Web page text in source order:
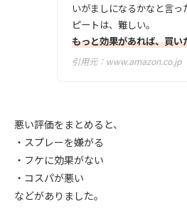
いがましになるかなと言っ
ピートは、難しい。
もっと効果があれば、買
引用元： www.amazon.co.jp
悪い評価をまとめると、
・スプレーを嫌がる
・フケに効果がない
・コスパが悪い
などがありました。